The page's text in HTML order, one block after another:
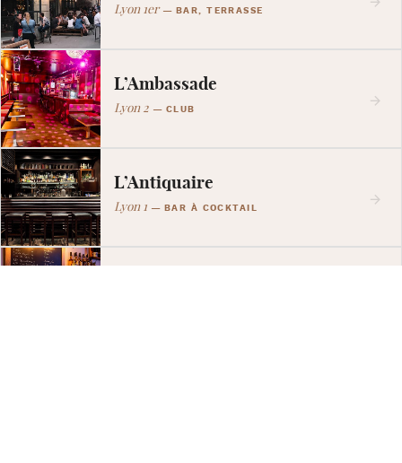
Lyon 1er— BAR, TERRASSE
L’Ambassade
Lyon 2 — CLUB
L’Antiquaire
Lyon 1 — BAR À COCKTAIL